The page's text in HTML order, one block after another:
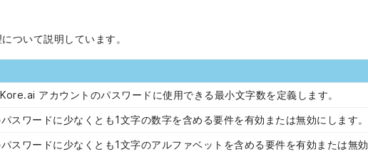
ついて説明しています。
アカウントのパスワードに使用できる最小文字数を定義します。
ワードに少なくとも1文字の数字を含める要件を有効または無効にします。
ワードに少なくとも1文字のアルファベットを含める要件を有効または無効